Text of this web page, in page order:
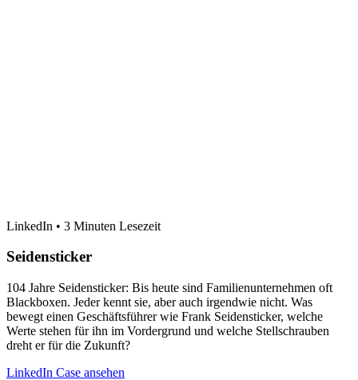
LinkedIn • 3 Minuten Lesezeit
Seidensticker
104 Jahre Seidensticker: Bis heute sind Familienunternehmen oft
Blackboxen. Jeder kennt sie, aber auch irgendwie nicht. Was
bewegt einen Geschäftsführer wie Frank Seidensticker, welche
Werte stehen für ihn im Vordergrund und welche Stellschrauben
dreht er für die Zukunft?
LinkedIn Case ansehen